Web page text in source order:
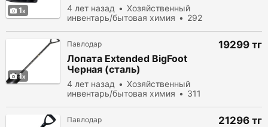
1 4 лет назад
Хозяйственный
инвентарь/бытовая химия
292
1
Павлодар
Лопата Extended BigFoot
Черная (сталь)
4 лет назад
Хозяйственный
инвентарь/бытовая химия
311
19299 тг
Павлодар 21296 тг